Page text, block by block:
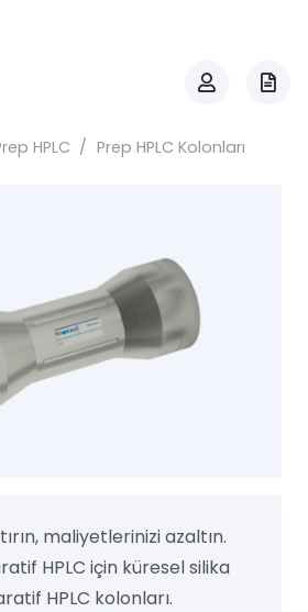
HPLC / Prep HPLC Kolonları
maliyetlerinizi azaltın.
HPLC için küresel silika
HPLC kolonları.